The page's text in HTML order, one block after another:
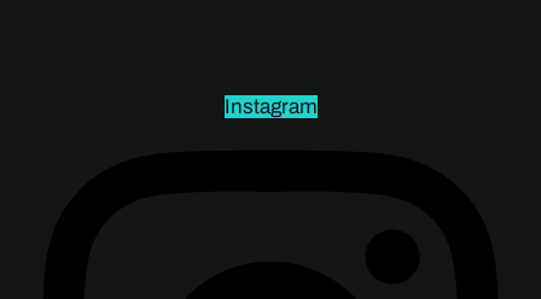
Instagram